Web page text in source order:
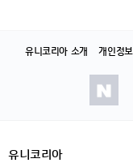
유니코리아 소개 개인정
유니코리아